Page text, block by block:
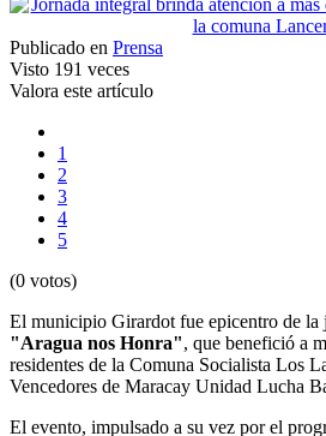
Publicado en Prensa
Visto 191 veces
Valora este artículo
1
2
3
4
5
(0 votos)
El municipio Girardot fue epicentro de la
"Aragua nos Honra", que benefició a
residentes de la Comuna Socialista Los
Vencedores de Maracay Unidad Lucha
El evento, impulsado a su vez por el